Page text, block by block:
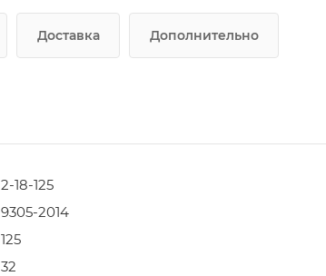
Доставка Дополнительно
2-18-125
9305-2014
125
32